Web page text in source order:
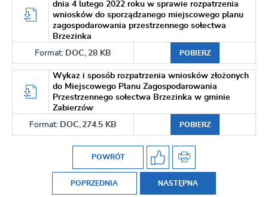
dnia 4 lutego 2022 roku w sprawie rozpatrzenia
wniosków do sporządzanego miejscowego planu
zagospodarowania przestrzennego sołectwa
Brzezinka
Format: DOC, 28 KB POBIERZ
Wykaz i sposób rozpatrzenia wniosków złożonych
do Miejscowego Planu Zagospodarowania
Przestrzennego sołectwa Brzezinka w gminie
Zabierzów
Format: DOC, 274.5 KB POBIERZ
POWRÓT
POPRZEDNIA NASTĘPNA